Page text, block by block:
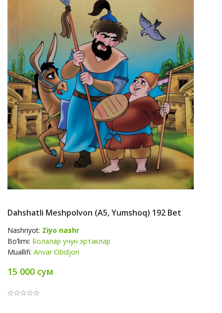
Dahshatli Meshpolvon (А5, Yumshoq) 192 Bet
Nashriyot: Ziyo nashr
Bo‘limi: Болалар учун эртаклар
Muallifi: Anvar Obidjon
15 000 сум